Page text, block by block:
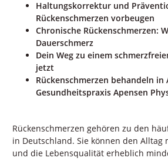
Haltungskorrektur und
Rückenschmerzen vorbeugen
Chronische Rückenschmerzen:
Dauerschmerz
Dein Weg zu einem
jetzt
Rückenschmerzen behandeln in
Gesundheitspraxis Apensen
Rückenschmerzen gehören zu den
in Deutschland. Sie können den Alltag
und die Lebensqualität erheblich